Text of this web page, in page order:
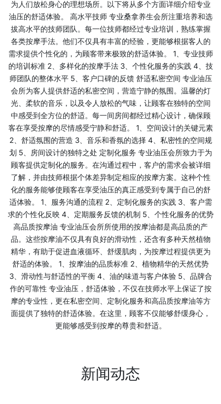
为人们放松身心的理想场所。以下将从多个方面详细介绍专业
油压的舒适体验。 高水平技师 专业桑拿养生会所注重培养和选
拔高水平的技师团队。每一位技师都经过专业培训，熟练掌握
各类按摩手法。他们不仅具有丰富的经验，更能够根据客人的
需求提供个性化的，为顾客带来极致的舒适体验。 1、专业技师
的培训标准 2、多样化的按摩手法 3、个性化服务的实践 4、技
师团队的整体水平 5、客户口碑的反馈 舒适私密空间 专业油压
会所为客人提供舒适的私密空间，营造宁静的氛围。温馨的灯
光、柔软的音乐，以及令人放松的气味，让顾客在独特的空间
中感受到全方位的舒适。每一间房间都经过精心设计，确保顾
客在享受按摩的尽情感受宁静和舒适。 1、空间设计的关键元素
2、舒适氛围的营造 3、音乐和香氛的选择 4、私密性的空间规
划 5、房间设计的独特之处 定制化服务 专业油压会所致力于为
顾客提供定制化的服务。在沟通过程中，客户的需求会被详细
了解，并由技师根据个体差异制定相应的按摩方案。这种个性
化的服务能够使顾客在享受油压的真正感受到专属于自己的舒
适体验。 1、服务沟通的流程 2、定制化服务的实践 3、客户需
求的个性化反映 4、定期服务反馈的机制 5、个性化服务的优势
高品质按摩油 专业油压会所所使用的按摩油都是高品质的产
品。这些按摩油不仅具有良好的滑动性，还含有多种天然植物
精华，有助于促进血液循环、舒缓肌肉，为按摩过程提供更为
舒适的体验。 1、按摩油的品质标准 2、植物精华的天然优势
3、滑动性与舒适性的平衡 4、油的味道与客户体验 5、品牌合
作的可靠性 专业油压，舒适体验，不仅在技师水平上保证了按
摩的专业性，更在私密空间、定制化服务和高品质按摩油等方
面提供了独特的舒适体验。在这里，顾客不仅能够舒缓身心，
更能够感受到按摩的尊贵和舒适。
新闻动态